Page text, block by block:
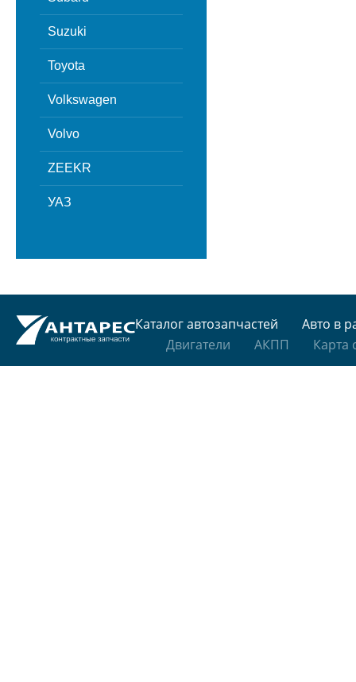
Suzuki
Toyota
Volkswagen
Volvo
ZEEKR
УАЗ
Каталог автозапчастей
Авто в
Двигатели
АКПП Карта